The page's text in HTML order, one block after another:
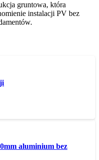
gruntowa, która
instalacji PV bez
aluminium bez